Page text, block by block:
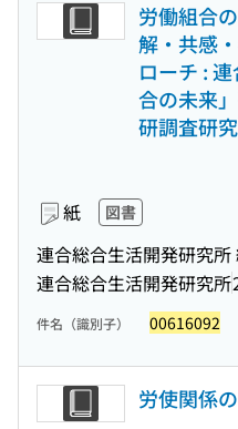
労働組合
解・共感
ローチ :
合の未来
研調査研
紙 図書
連合総合生活開発研究所
連合総合生活開発研究所
件名（識別子） 00616092
労使関係